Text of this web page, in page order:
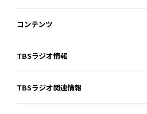
コンテンツ
TBSラジオ情報
TBSラジオ関連情報